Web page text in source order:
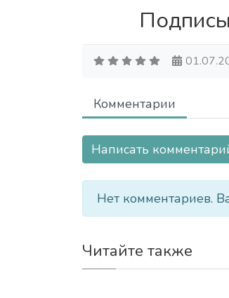
Комментарии
Написать
Нет комментариев.
Читайте также